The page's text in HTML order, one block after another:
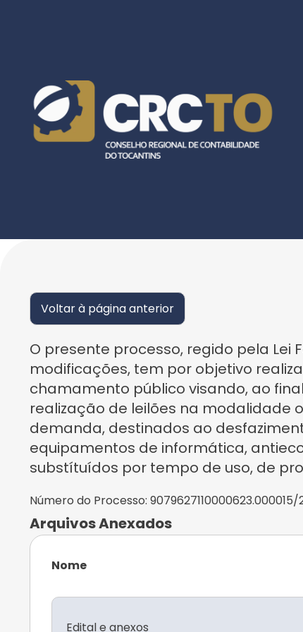
Voltar à página anterior
O presente processo, regido pela Lei
modificações, tem por objetivo
chamamento público visando, ao
realização de leilões na modalidade
demanda, destinados ao
equipamentos de informática,
substítuídos por tempo de uso, de
Número do Processo: 9079627110000623.000015/
Arquivos Anexados
Nome
Edital e anexos